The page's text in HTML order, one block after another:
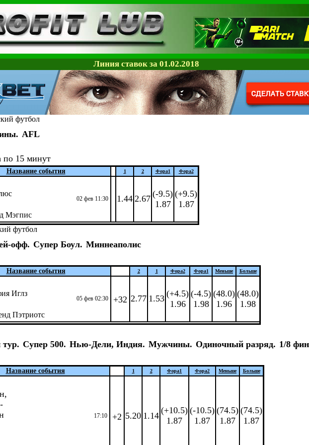
Линия ставок за 01.02.2018
футбол
AFL
по 15 минут
Название события 1 2 Фора1 Фора2
02 фев 11:30
Мэгпис
1.44 2.67 (-9.5)
1.87
(+9.5)
1.87
футбол
офф. Супер Боул. Миннеаполис
Название события 2 1 Фора2 Фора1 Меньше Больше
Иглз
05 фев 02:30
Пэтриотс
+32 2.77 1.53 (+4.5)
1.96
(-4.5)
1.98
(48.0)
1.96
(48.0)
1.98
Супер 500. Нью-Дели, Индия. Мужчины. Одиночный разряд. 1/8
Название события 1 2 Фора1 Фора2 Меньше Больше
17:10 +2 5.20 1.14
(+10.5)
1.87
(-10.5)
1.87
(74.5)
1.87
(74.5)
1.87